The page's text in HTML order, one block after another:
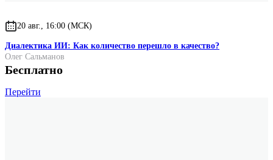
20 авг., 16:00 (МСК)
Диалектика ИИ: Как количество перешло в качество?
Олег Сальманов
Бесплатно
Перейти